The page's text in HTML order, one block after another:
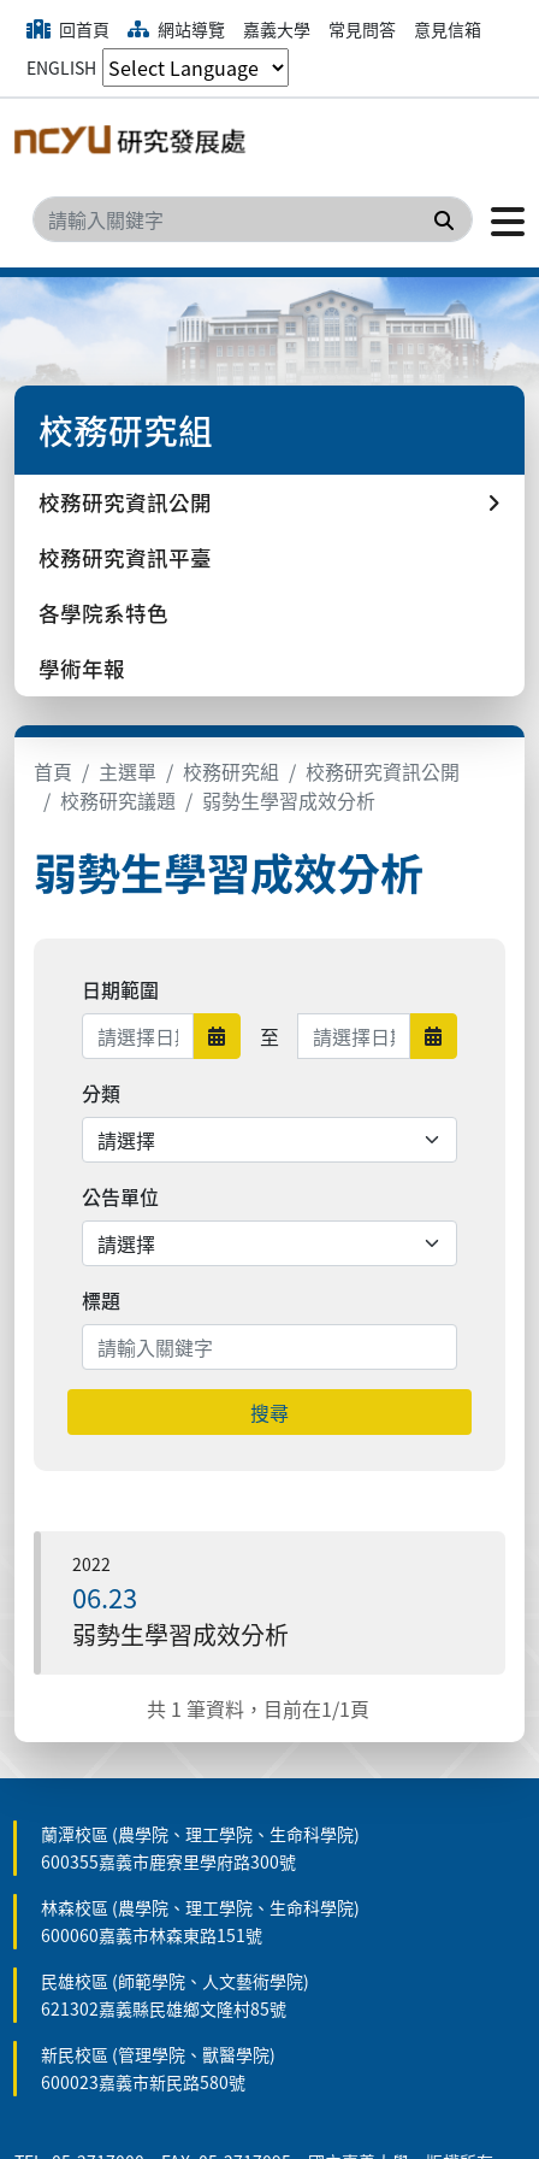
回首頁 網站導覽 嘉義大學 常見問答
意見信箱
ENGLISH
搜尋
校務研究組
校務研究資訊公開
校務研究資訊平臺
各學院系特色
學術年報
首頁 主選單 校務研究組
校務研究資訊公開
校務研究議題
弱勢生學習成效分析
弱勢生學習成效分析
日期範圍
日期範圍開始
至 日期範圍結束 日期範圍
分類
公告單位
標題
搜尋
2022
06.23
弱勢生學習成效分析
共 1 筆資料，目前在1/1頁
蘭潭校區 (農學院、理工學院、生命科學院)
600355嘉義市鹿寮里學府路300號
林森校區 (農學院、理工學院、生命科學院)
600060嘉義市林森東路151號
民雄校區 (師範學院、人文藝術學院)
621302嘉義縣民雄鄉文隆村85號
新民校區 (管理學院、獸醫學院)
600023嘉義市新民路580號